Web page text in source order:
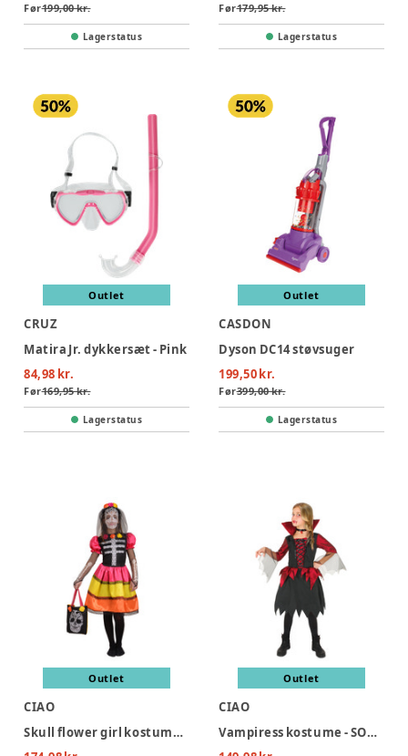
Før199,00 kr.
Lagerstatus
Før179,95 kr.
Lagerstatus
Outlet
CRUZ
Matira Jr. dykkersæt - Pink
84,98 kr.
Før169,95 kr.
Lagerstatus
Outlet
CASDON
Dyson DC14 støvsuger
199,50 kr.
Før399,00 kr.
Lagerstatus
Outlet
CIAO
Skull flower girl kostume - MULTI
Outlet
CIAO
Vampiress kostume - SORT/RØD